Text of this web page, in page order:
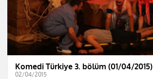
Komedi Türkiye 3. bölüm (01/04/2015)
02/04/2015